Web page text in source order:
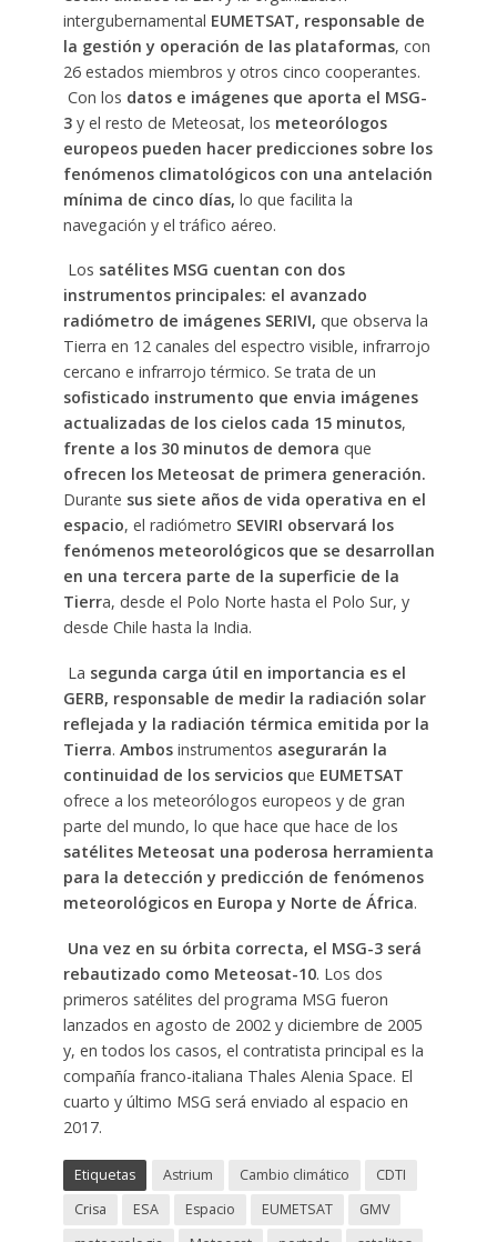
intergubernamental EUMETSAT, responsable de
la gestión y operación de las plataformas, con
26 estados miembros y otros cinco cooperantes.
Con los datos e imágenes que aporta el MSG-
3y el resto de Meteosat, los meteorólogos
europeos pueden hacer predicciones sobre los
fenómenos climatológicos con una antelación
mínima de cinco días, lo que facilita la
navegación y el tráfico aéreo.
Los satélites MSG cuentan con dos
instrumentos principales: el avanzado
radiómetro de imágenes SERIVI, que observa la
Tierra en 12 canales del espectro visible, infrarrojo
cercano e infrarrojo térmico. Se trata de un
sofisticado instrumento que envia imágenes
actualizadas de los cielos cada 15 minutos,
frente a los 30 minutos de demora que
ofrecen los Meteosat de primera generación.
Durante sus siete años de vida operativa en el
espacio, el radiómetro SEVIRI observará los
fenómenos meteorológicos que se desarrollan
en una tercera parte de la superficie de la
Tierra, desde el Polo Norte hasta el Polo Sur, y
desde Chile hasta la India.
La segunda carga útil en importancia es el
GERB, responsable de medir la radiación solar
reflejada y la radiación térmica emitida por la
Tierra. Ambos instrumentos asegurarán la
continuidad de los servicios que EUMETSAT
ofrece a los meteorólogos europeos y de gran
parte del mundo, lo que hace que hace de los
satélites Meteosat una poderosa herramienta
para la detección y predicción de fenómenos
meteorológicos en Europa y Norte de África.
Una vez en su órbita correcta, el MSG-3 será
rebautizado como Meteosat-10. Los dos
primeros satélites del programa MSG fueron
lanzados en agosto de 2002 y diciembre de 2005
y, en todos los casos, el contratista principal es la
compañía franco-italiana Thales Alenia Space. El
cuarto y último MSG será enviado al espacio en
2017.
Etiquetas Astrium Cambio climático
CDTI
Crisa
ESA Espacio EUMETSAT
GMV